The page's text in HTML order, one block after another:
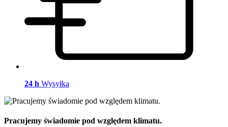
24 h Wysyłka
Pracujemy świadomie pod względem klimatu.